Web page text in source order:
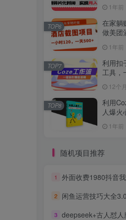
1年前
在家躺
做美团
1年前
TOP6
利用扣
工具，
12个
TOP7
利用
人爆火
1年前
TOP8
随机项目推荐
1 外面收费1980抖音我的书院直播项目 可
2 闲鱼运营技巧大全3.0，引爆店铺流
3 deepseek+古人怼人魔改爆款视频 起号快 爆款多 每天五分钟 变现